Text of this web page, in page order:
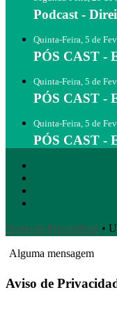
Podcast -
Quinta-Feira, 5 de
PÓS CAST -
Quinta-Feira, 5 de
PÓS CAST -
Quinta-Feira, 5 de
PÓS CAST -
Aviso de Privacidade •
Alguma mensagem
Aviso de